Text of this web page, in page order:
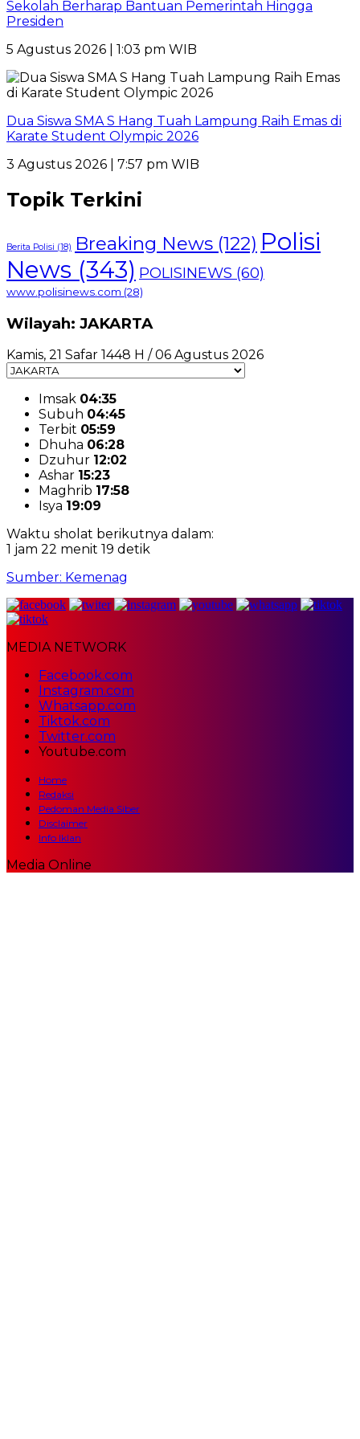
Sekolah Berharap Bantuan Pemerintah Hingga
Presiden
5 Agustus 2026 | 1:03 pm WIB
Dua Siswa SMA S Hang Tuah Lampung Raih Emas di
Karate Student Olympic 2026
3 Agustus 2026 | 7:57 pm WIB
Topik Terkini
Berita Polisi (18) Breaking News (122) Polisi
News (343) POLISINEWS (60)
www.polisinews.com (28)
Wilayah: JAKARTA
Kamis, 21 Safar 1448 H / 06 Agustus 2026
Imsak 04:35
Subuh 04:45
Terbit 05:59
Dhuha 06:28
Dzuhur 12:02
Ashar 15:23
Maghrib 17:58
Isya 19:09
Waktu sholat berikutnya dalam:
1 jam 22 menit 18 detik
Sumber: Kemenag
MEDIA NETWORK
Facebook.com
Instagram.com
Whatsapp.com
Tiktok.com
Twitter.com
Youtube.com
Home
Redaksi
Pedoman Media Siber
Disclaimer
Info Iklan
Media Online